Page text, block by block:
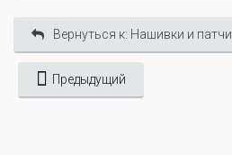
Вернуться к: Нашивки и патчи
Предыдущий